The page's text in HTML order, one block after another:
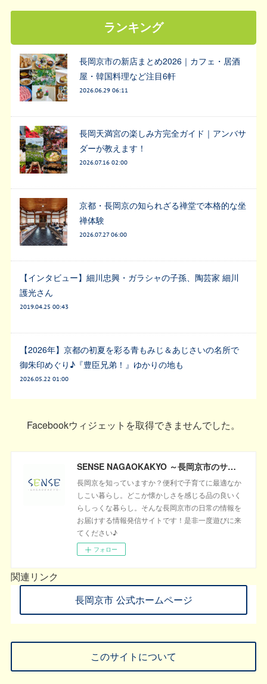
ランキング
長岡京市の新店まとめ2026｜カフェ・居酒
屋・韓国料理など注目6軒
2026.06.29 06:11
長岡天満宮の楽しみ方完全ガイド｜アンバサ
ダーが教えます！
2026.07.16 02:00
京都・長岡京の知られざる禅堂で本格的な坐
禅体験
2026.07.27 06:00
【インタビュー】細川忠興・ガラシャの子孫、陶芸家 細川
護光さん
2019.04.25 00:43
【2026年】京都の初夏を彩る青もみじ＆あじさいの名所で
御朱印めぐり♪『豊臣兄弟！』ゆかりの地も
2026.05.22 01:00
Facebookウィジェットを取得できませんでした。
SENSE NAGAOKAKYO ～長岡京市のサブサイト～
長岡京を知っていますか？便利で子育てに最適なか
しこい暮らし。どこか懐かしさを感じる品の良いく
らしっくな暮らし。そんな長岡京市の日常の情報を
お届けする情報発信サイトです！是非一度遊びに来
てください♪
フォロー
関連リンク
長岡京市 公式ホームページ
このサイトについて